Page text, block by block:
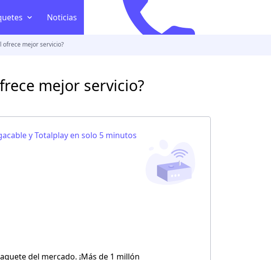
Noticias
554 628 2565
ofrece mejor servicio?
mejor servicio?
y Totalplay en solo 5 minutos
del mercado. ¡Más de 1 millón